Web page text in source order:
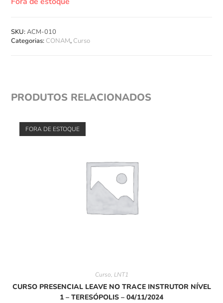
SKU:ACM-010
Categorias: CONAM, Curso
PRODUTOS RELACIONADOS
FORA DE ESTOQUE
Curso, LNT1
CURSO PRESENCIAL LEAVE NO TRACE INSTRUTOR NÍVEL
1 – TERESÓPOLIS – 04/11/2024